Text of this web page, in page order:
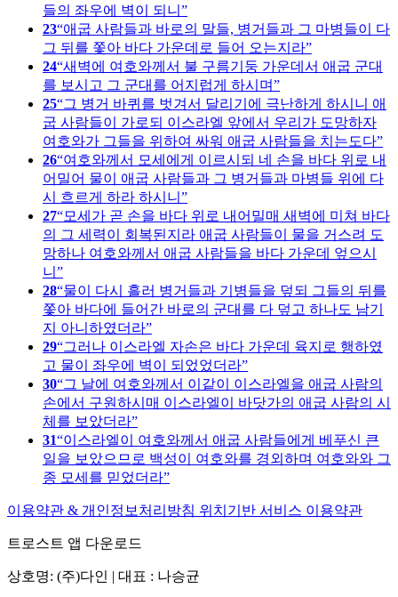
들의 좌우에 벽이 되니
23 애굽 사람들과 바로의 말들, 병거들과 그 마병들이 다
그 뒤를 쫓아 바다 가운데로 들어 오는지라
24 새벽에 여호와께서 불 구름기둥 가운데서 애굽 군대
를 보시고 그 군대를 어지럽게 하시며
25 그 병거 바퀴를 벗겨서 달리기에 극난하게 하시니 애
굽 사람들이 가로되 이스라엘 앞에서 우리가 도망하자
여호와가 그들을 위하여 싸워 애굽 사람들을 치는도다
26 여호와께서 모세에게 이르시되 네 손을 바다 위로 내
어밀어 물이 애굽 사람들과 그 병거들과 마병들 위에 다
시 흐르게 하라 하시니
27 모세가 곧 손을 바다 위로 내어밀매 새벽에 미쳐 바다
의 그 세력이 회복된지라 애굽 사람들이 물을 거스려 도
망하나 여호와께서 애굽 사람들을 바다 가운데 엎으시
니
28 물이 다시 흘러 병거들과 기병들을 덮되 그들의 뒤를
쫓아 바다에 들어간 바로의 군대를 다 덮고 하나도 남기
지 아니하였더라
29 그러나 이스라엘 자손은 바다 가운데 육지로 행하였
고 물이 좌우에 벽이 되었었더라
30 그 날에 여호와께서 이같이 이스라엘을 애굽 사람의
손에서 구원하시매 이스라엘이 바닷가의 애굽 사람의 시
체를 보았더라
31 이스라엘이 여호와께서 애굽 사람들에게 베푸신 큰
일을 보았으므로 백성이 여호와를 경외하며 여호와와 그
종 모세를 믿었더라
이용약관 & 개인정보처리방침 위치기반 서비스 이용약관
트로스트 앱 다운로드
상호명: (주)다인 | 대표 : 나승균